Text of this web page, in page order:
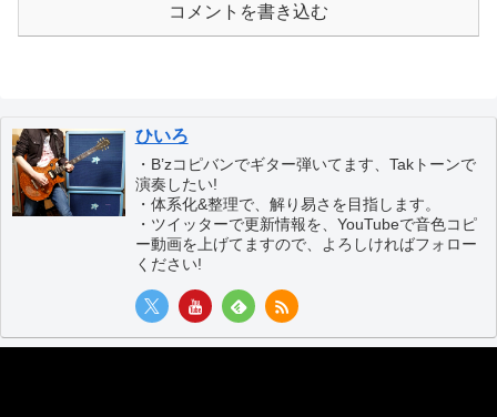
コメントを書き込む
ひいろ
・B’zコピバンでギター弾いてます、Takトーンで
演奏したい!
・体系化&整理で、解り易さを目指します。
・ツイッターで更新情報を、YouTubeで音色コピ
ー動画を上げてますので、よろしければフォロー
ください!